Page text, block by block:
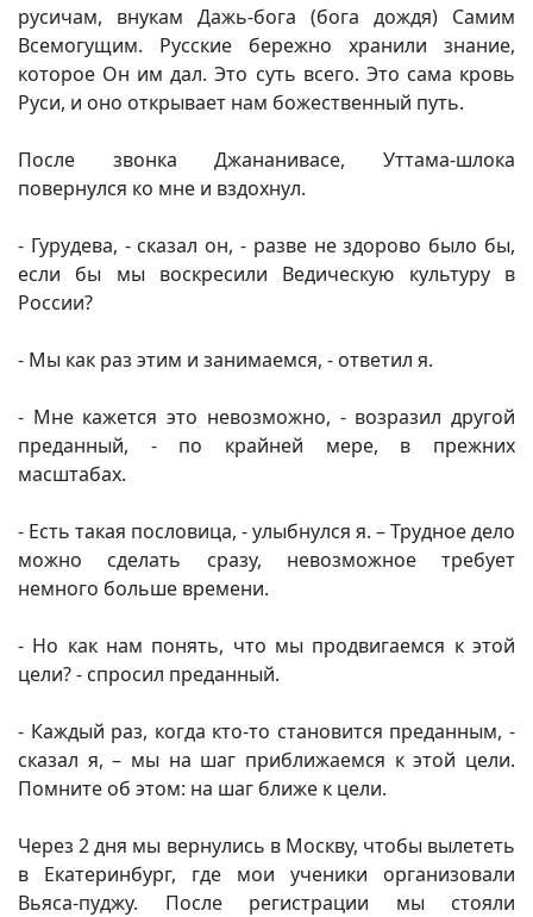
русичам, внукам Дажь-бога (бога дождя) Самим
Всемогущим. Русские бережно хранили знание,
которое Он им дал. Это суть всего. Это сама кровь
Руси, и оно открывает нам божественный путь.
После звонка Джананивасе, Уттама-шлока
повернулся ко мне и вздохнул.
- Гурудева, - сказал он, - разве не здорово было бы,
если бы мы воскресили Ведическую культуру в
России?
- Мы как раз этим и занимаемся, - ответил я.
- Мне кажется это невозможно, - возразил другой
преданный, - по крайней мере, в прежних
масштабах.
- Есть такая пословица, - улыбнулся я. – Трудное дело
можно сделать сразу, невозможное требует
немного больше времени.
- Но как нам понять, что мы продвигаемся к этой
цели? - спросил преданный.
- Каждый раз, когда кто-то становится преданным, -
сказал я, – мы на шаг приближаемся к этой цели.
Помните об этом: на шаг ближе к цели.
Через 2 дня мы вернулись в Москву, чтобы вылететь
в Екатеринбург, где мои ученики организовали
Вьяса-пуджу. После регистрации мы стояли